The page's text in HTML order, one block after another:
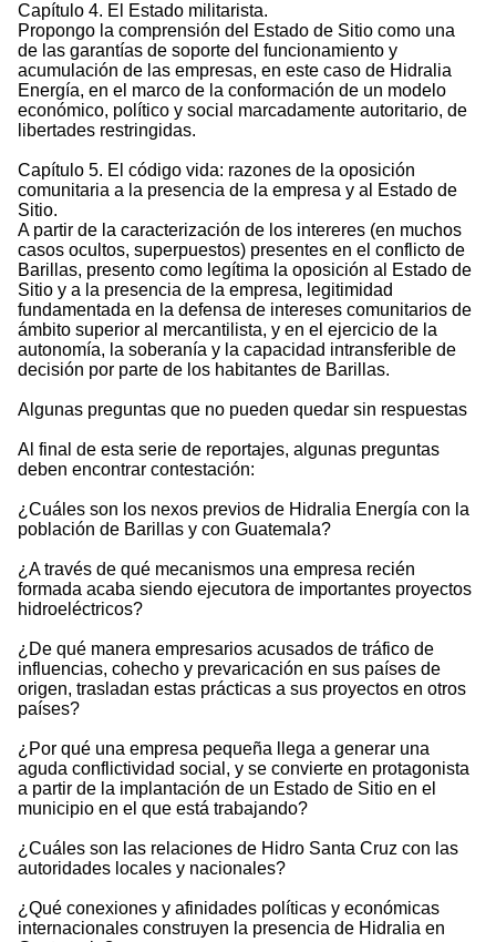
Capítulo 4. El Estado militarista.
Propongo la comprensión del Estado de Sitio como una
de las garantías de soporte del funcionamiento y
acumulación de las empresas, en este caso de Hidralia
Energía, en el marco de la conformación de un modelo
económico, político y social marcadamente autoritario, de
libertades restringidas.
Capítulo 5. El código vida: razones de la oposición
comunitaria a la presencia de la empresa y al Estado de
Sitio.
A partir de la caracterización de los intereres (en muchos
casos ocultos, superpuestos) presentes en el conflicto de
Barillas, presento como legítima la oposición al Estado de
Sitio y a la presencia de la empresa, legitimidad
fundamentada en la defensa de intereses comunitarios de
ámbito superior al mercantilista, y en el ejercicio de la
autonomía, la soberanía y la capacidad intransferible de
decisión por parte de los habitantes de Barillas.
Algunas preguntas que no pueden quedar sin respuestas
Al final de esta serie de reportajes, algunas preguntas
deben encontrar contestación:
¿Cuáles son los nexos previos de Hidralia Energía con la
población de Barillas y con Guatemala?
¿A través de qué mecanismos una empresa recién
formada acaba siendo ejecutora de importantes proyectos
hidroeléctricos?
¿De qué manera empresarios acusados de tráfico de
influencias, cohecho y prevaricación en sus países de
origen, trasladan estas prácticas a sus proyectos en otros
países?
¿Por qué una empresa pequeña llega a generar una
aguda conflictividad social, y se convierte en protagonista
a partir de la implantación de un Estado de Sitio en el
municipio en el que está trabajando?
¿Cuáles son las relaciones de Hidro Santa Cruz con las
autoridades locales y nacionales?
¿Qué conexiones y afinidades políticas y económicas
internacionales construyen la presencia de Hidralia en